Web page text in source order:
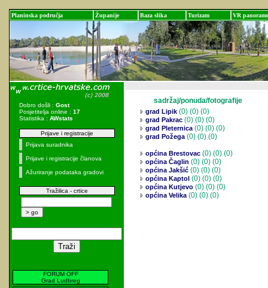
Planinska područja Županije Baza slika Turizam VR panorame
Dobro došli : Gost
Posjetitelja online : 17
Statistika : AWstats
Prijave i registracije
Prijava suradnika
Prijave i registracije članova
Ažuriranje podataka gradovi
Tražilica - crtice
FORUM OFF
Grad Ludbreg
sadržaj/ponuda/fotografije
grad Lipik (0) (0) (0)
grad Pakrac (0) (0) (0)
grad Pleternica(0) (0) (0)
grad Požega(0) (0) (0)
općina Brestovac (0) (0) (0)
općina Čaglin (0) (0) (0)
općina Jakšić (0) (0) (0)
općina Kaptol (0) (0) (0)
općina Kutjevo (0) (0) (0)
općina Velika(0) (0) (0)